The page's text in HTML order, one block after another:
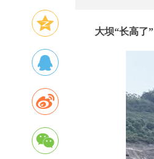
大坝“长高了”